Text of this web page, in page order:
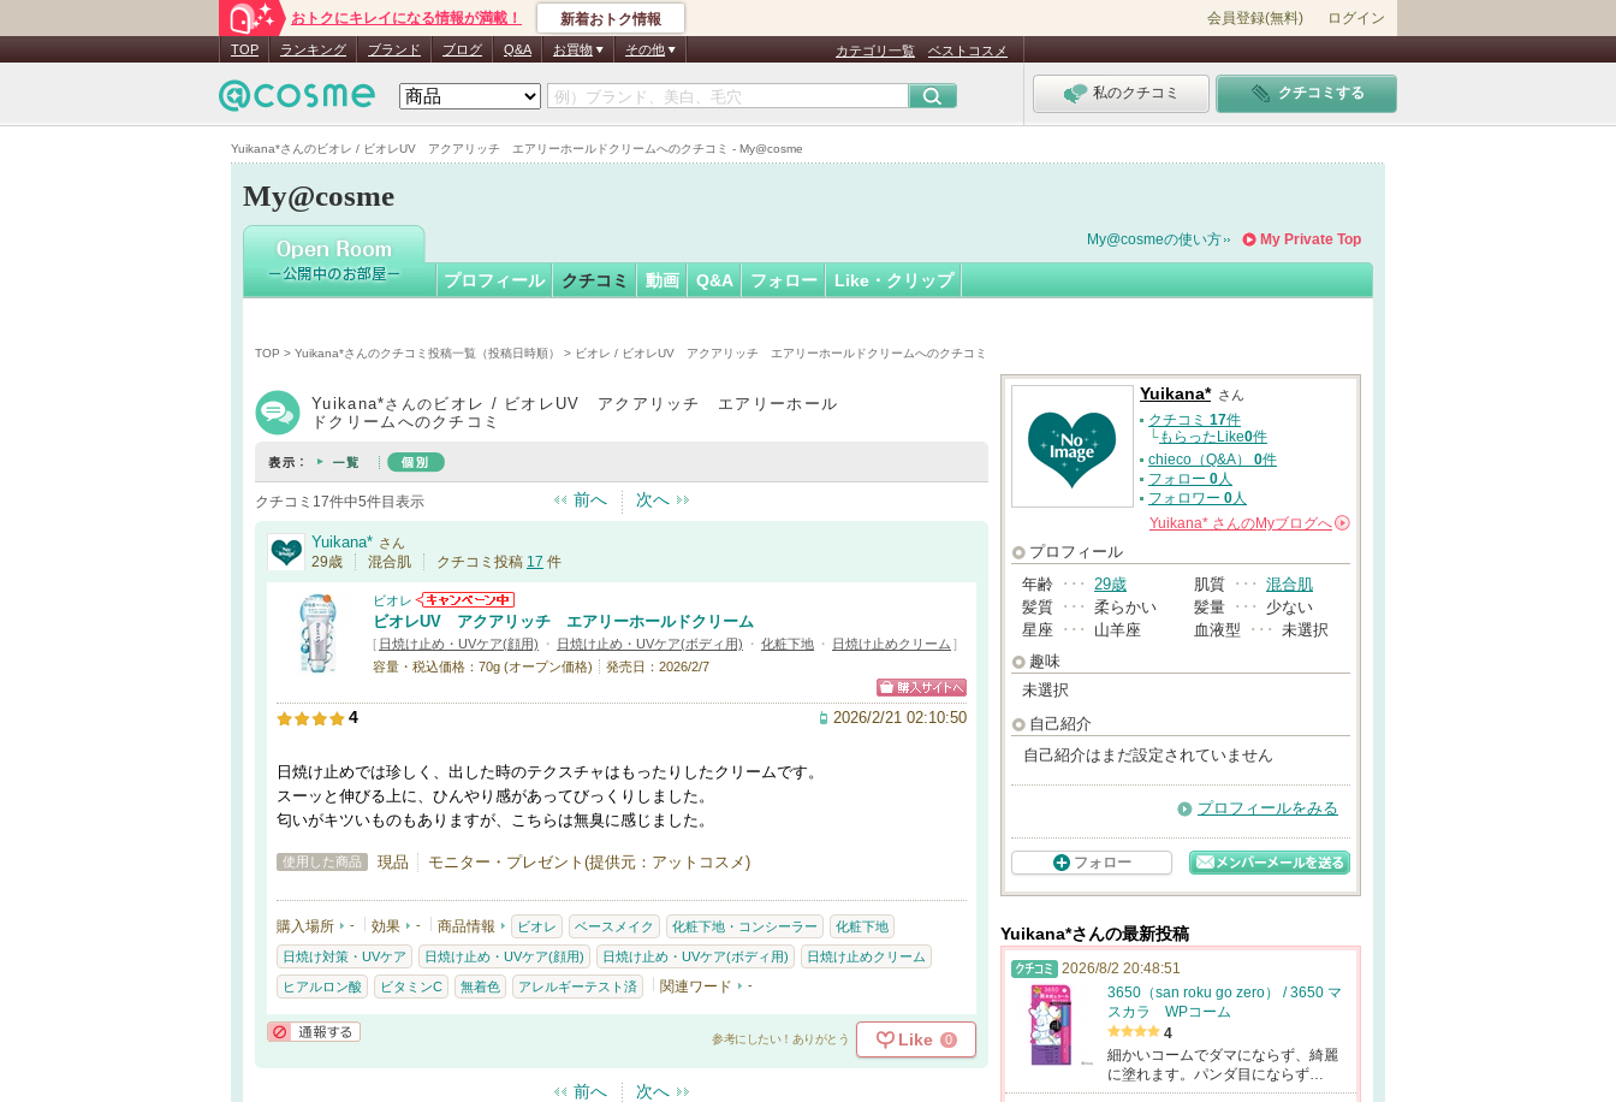
Yuikana*さんのビオレ / ビオレUV アクアリッチ エアリーホールドクリームへのクチコミ - My@cosme
おトクにキレイになる情報が満載！ 新着おトク情報 会員登録(無料) ログイン
TOP ランキング ブランド ブログ Q&A お買物 その他 カテゴリ一覧 ベストコスメ
私のクチコミ クチコミする
My@cosme
Yuikana*さん
My Private Top
My@cosmeの使い方
プロフィール クチコミ 動画 Q&A フォロー Like・クリップ
TOP > Yuikana*さんのクチコミ投稿一覧（投稿日時順） > ビオレ / ビオレUV アクアリッチ エアリーホールドクリームへのクチコミ
Yuikana*さんの ビオレ / ビオレUV アクアリッチ エアリーホール
ドクリームへのクチコミ
クチコミ17件中5件目表示 前へ 次へ
Yuikana* さん
29歳 混合肌 クチコミ投稿 17 件
ビオレ
ビオレUV アクアリッチ エアリーホールドクリーム
[ 日焼け止め・UVケア(顔用) ・ 日焼け止め・UVケア(ボディ用) ・ 化粧下地 ・ 日焼け止めクリーム ]
容量・税込価格：70g (オープン価格)
発売日：2026/2/7
4 2026/2/21 02:10:50
日焼け止めでは珍しく、出した時のテクスチャはもったりしたクリームです。
スーッと伸びる上に、ひんやり感があってびっくりしました。
匂いがキツいものもありますが、こちらは無臭に感じました。
使用した商品 現品 モニター・プレゼント(提供元：アットコスメ)
購入場所 - 効果 - 商品情報 ビオレ ベースメイク 化粧下地・コンシーラー 化粧下地
日焼け対策・UVケア 日焼け止め・UVケア(顔用) 日焼け止め・UVケア(ボディ用) 日焼け止めクリーム
ヒアルロン酸 ビタミンC 無着色 アレルギーテスト済 関連ワード -
参考にしたい！ありがとう Like 0
前へ 次へ
Yuikana* さん
クチコミ 17件
└もらったLike0件
chieco（Q&A） 0件
フォロー 0人
フォロワー 0人
Yuikana* さんのMyブログへ
プロフィール
年齢 ･･･ 29歳 肌質 ･･･ 混合肌
髪質 ･･･ 柔らかい 髪量 ･･･
少ない
星座 ･･･ 山羊座 血液型 ･･･ 未選択
趣味
未選択
自己紹介
自己紹介はまだ設定されていません
プロフィールをみる
フォロー
Yuikana*さんの最新投稿
2026/8/2 20:48:51
3650（san roku go zero） / 3650 マ
スカラ WPコーム
4
細かいコームでダマにならず、綺麗
に塗れます。パンダ目にならず…